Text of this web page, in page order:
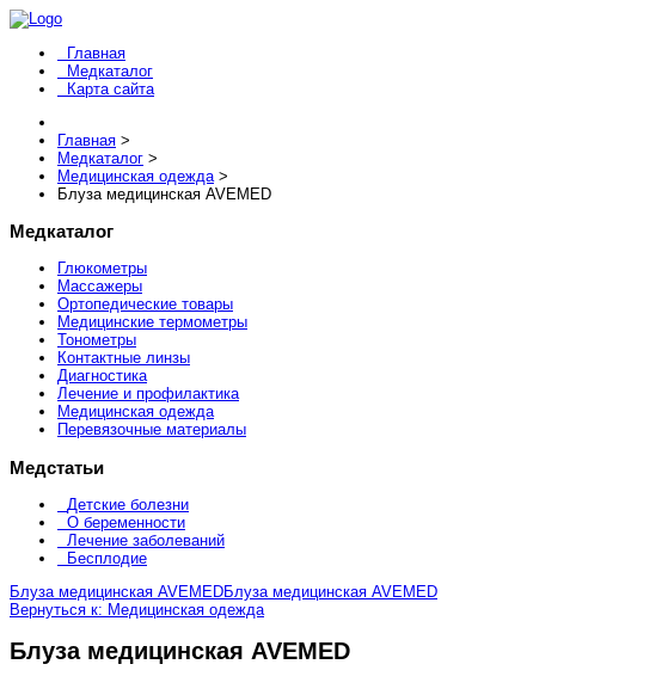
Главная
Медкаталог
Карта сайта
Главная >
Медкаталог >
Медицинская одежда >
Блуза медицинская AVEMED
Медкаталог
Глюкометры
Массажеры
Ортопедические товары
Медицинские термометры
Тонометры
Контактные линзы
Диагностика
Лечение и профилактика
Медицинская одежда
Перевязочные материалы
Медстатьи
Детские болезни
О беременности
Лечение заболеваний
Бесплодие
Блуза медицинская AVEMEDБлуза медицинская AVEMED
Вернуться к: Медицинская одежда
Блуза медицинская AVEMED